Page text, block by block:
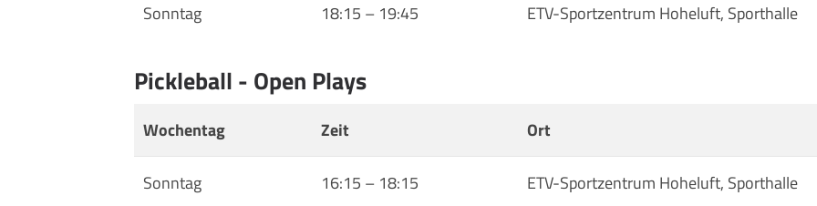
Sonntag
18:15 – 19:45 ETV-Sportzentrum Hoheluft, Sporthalle
Pickleball - Open Plays
Wochentag Zeit
Ort
Sonntag
16:15 – 18:15 ETV-Sportzentrum Hoheluft, Sporthalle